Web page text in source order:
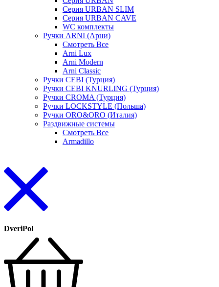
Серия URBAN SLIM
Серия URBAN CAVE
WC комплекты
Ручки ARNI (Арни)
Смотреть Все
Arni Lux
Arni Modern
Arni Classic
Ручки CEBI (Турция)
Ручки CEBI KNURLING (Турция)
Ручки CROMA (Турция)
Ручки LOCKSTYLE (Польша)
Ручки ORO&ORO (Италия)
Раздвижные системы
Смотреть Все
Armadillo
DveriPol